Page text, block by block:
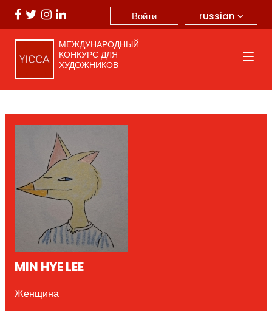
russian
Войти
МЕЖДУНАРОДНЫЙ
КОНКУРС ДЛЯ
ХУДОЖНИКОВ
MIN HYE LEE
Женщина